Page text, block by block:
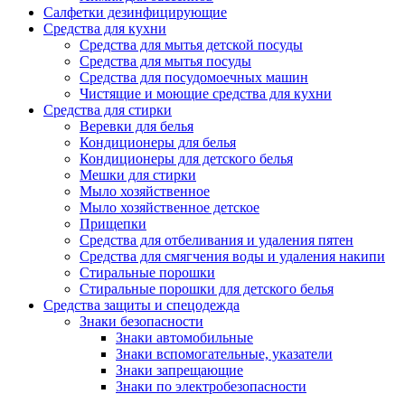
Салфетки дезинфицирующие
Средства для кухни
Средства для мытья детской посуды
Средства для мытья посуды
Средства для посудомоечных машин
Чистящие и моющие средства для кухни
Средства для стирки
Веревки для белья
Кондиционеры для белья
Кондиционеры для детского белья
Мешки для стирки
Мыло хозяйственное
Мыло хозяйственное детское
Прищепки
Средства для отбеливания и удаления пятен
Средства для смягчения воды и удаления накипи
Стиральные порошки
Стиральные порошки для детского белья
Средства защиты и спецодежда
Знаки безопасности
Знаки автомобильные
Знаки вспомогательные, указатели
Знаки запрещающие
Знаки по электробезопасности